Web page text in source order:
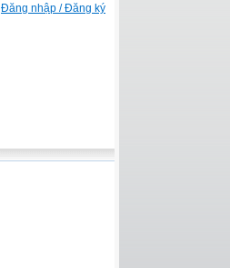
Đăng nhập / Đăng ký